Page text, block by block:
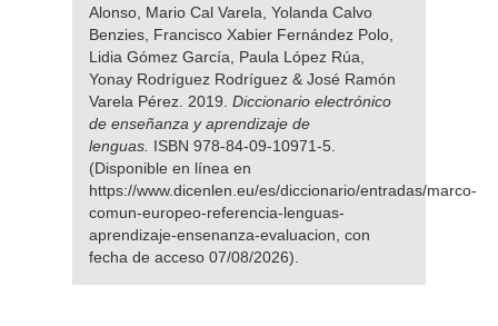
Alonso, Mario Cal Varela, Yolanda Calvo
Benzies, Francisco Xabier Fernández Polo,
Lidia Gómez García, Paula López Rúa,
Yonay Rodríguez Rodríguez & José Ramón
Varela Pérez. 2019. Diccionario electrónico
de enseñanza y aprendizaje de
lenguas. ISBN 978-84-09-10971-5.
(Disponible en línea en
https://www.dicenlen.eu/es/diccionario/entradas/marco-
comun-europeo-referencia-lenguas-
aprendizaje-ensenanza-evaluacion, con
fecha de acceso 07/08/2026).